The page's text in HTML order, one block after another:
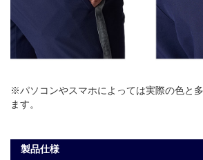
※パソコンやスマホによっては実際の色と
ます。
製品仕様